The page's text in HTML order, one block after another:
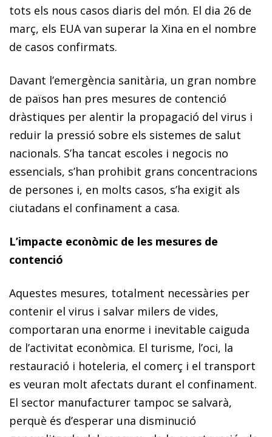
tots els nous casos diaris del món. El dia 26 de
març, els EUA van superar la Xina en el nombre
de casos confirmats.
Davant l’emergència sanitària, un gran nombre
de països han pres mesures de contenció
dràstiques per alentir la propagació del virus i
reduir la pressió sobre els sistemes de salut
nacionals. S’ha tancat escoles i negocis no
essencials, s’han prohibit grans concentracions
de persones i, en molts casos, s’ha exigit als
ciutadans el confinament a casa.
L’impacte econòmic de les mesures de
contenció
Aquestes mesures, totalment necessàries per
contenir el virus i salvar milers de vides,
comportaran una enorme i inevitable caiguda
de l’activitat econòmica. El turisme, l’oci, la
restauració i hoteleria, el comerç i el transport
es veuran molt afectats durant el confinament.
El sector manufacturer tampoc se salvarà,
perquè és d’esperar una disminució